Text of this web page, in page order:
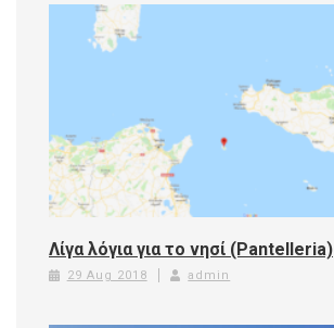
Λίγα λόγια για το νησί (Pantelleria)
29 Aug 2018 admin